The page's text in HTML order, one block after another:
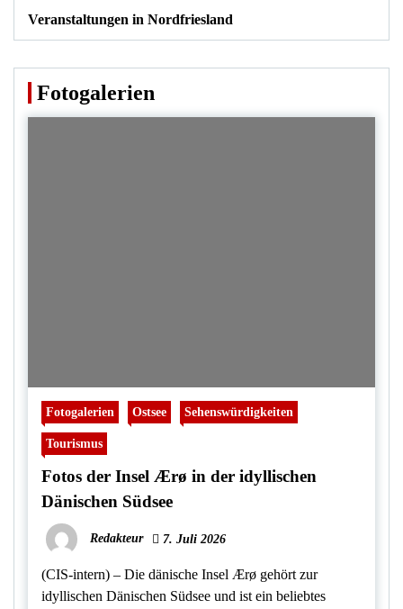
Veranstaltungen in Nordfriesland
Fotogalerien
Fotogalerien Ostsee Sehenswürdigkeiten
Tourismus
Fotos der Insel Ærø in der idyllischen
Dänischen Südsee
Redakteur 7. Juli 2026
(CIS-intern) – Die dänische Insel Ærø gehört zur
idyllischen Dänischen Südsee und ist ein beliebtes